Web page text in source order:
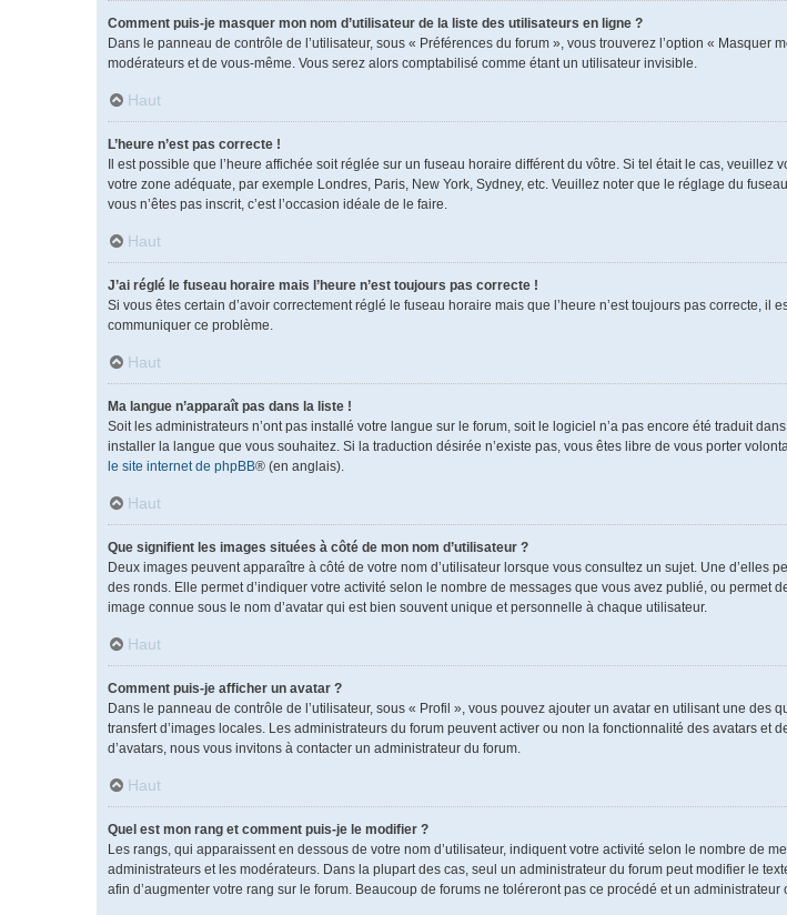
Comment puis-je masquer mon nom d’utilisateur de la liste des utilisateurs en ligne ?
Dans le panneau de contrôle de l’utilisateur, sous « Préférences du forum », vous trouverez l’option «
modérateurs et de vous-même. Vous serez alors comptabilisé comme étant un utilisateur invisible.
Haut
L’heure n’est pas correcte !
Il est possible que l’heure affichée soit réglée sur un fuseau horaire différent du vôtre. Si tel était le cas,
votre zone adéquate, par exemple Londres, Paris, New York, Sydney, etc. Veuillez noter que le réglage du
vous n’êtes pas inscrit, c’est l’occasion idéale de le faire.
Haut
J’ai réglé le fuseau horaire mais l’heure n’est toujours pas correcte !
Si vous êtes certain d’avoir correctement réglé le fuseau horaire mais que l’heure n’est toujours pas correcte,
communiquer ce problème.
Haut
Ma langue n’apparaît pas dans la liste !
Soit les administrateurs n’ont pas installé votre langue sur le forum, soit le logiciel n’a pas encore été traduit
installer la langue que vous souhaitez. Si la traduction désirée n’existe pas, vous êtes libre de vous porter
le site internet de phpBB® (en anglais).
Haut
Que signifient les images situées à côté de mon nom d’utilisateur ?
Deux images peuvent apparaître à côté de votre nom d’utilisateur lorsque vous consultez un sujet. Une
des ronds. Elle permet d’indiquer votre activité selon le nombre de messages que vous avez publié, ou permet
image connue sous le nom d’avatar qui est bien souvent unique et personnelle à chaque utilisateur.
Haut
Comment puis-je afficher un avatar ?
Dans le panneau de contrôle de l’utilisateur, sous « Profil », vous pouvez ajouter un avatar en utilisant une
transfert d’images locales. Les administrateurs du forum peuvent activer ou non la fonctionnalité des avatars
d’avatars, nous vous invitons à contacter un administrateur du forum.
Haut
Quel est mon rang et comment puis-je le modifier ?
Les rangs, qui apparaissent en dessous de votre nom d’utilisateur, indiquent votre activité selon le nombre de
administrateurs et les modérateurs. Dans la plupart des cas, seul un administrateur du forum peut modifier le
afin d’augmenter votre rang sur le forum. Beaucoup de forums ne toléreront pas ce procédé et un